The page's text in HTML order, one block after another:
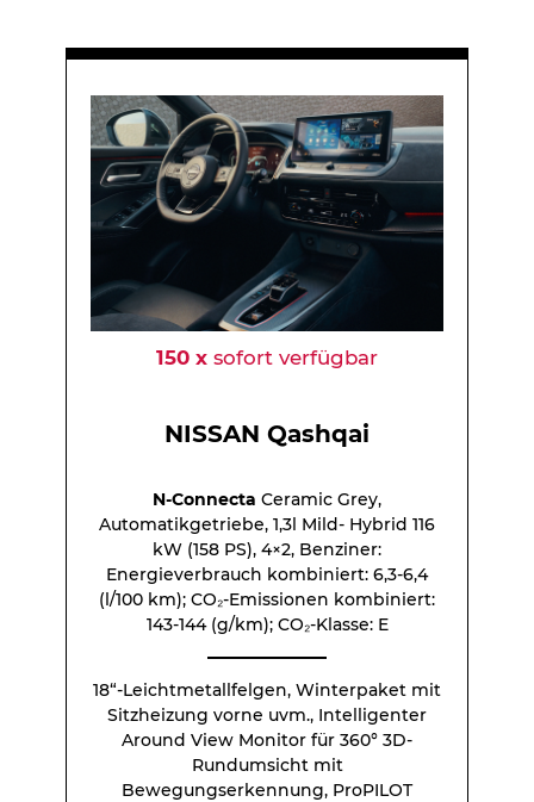
150 x sofort verfügbar
NISSAN Qashqai
N-Connecta Ceramic Grey,
Automatikgetriebe, 1,3l Mild- Hybrid 116
kW (158 PS), 4×2, Benziner:
Energieverbrauch kombiniert: 6,3-6,4
(l/100 km); CO₂-Emissionen kombiniert:
143-144 (g/km); CO₂-Klasse: E
18“-Leichtmetallfelgen, Winterpaket mit
Sitzheizung vorne uvm., Intelligenter
Around View Monitor für 360° 3D-
Rundumsicht mit
Bewegungserkennung, ProPILOT